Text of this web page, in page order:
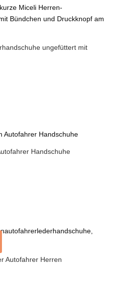
ungefüttert mit
Handschuhe
Autofahrer Herren